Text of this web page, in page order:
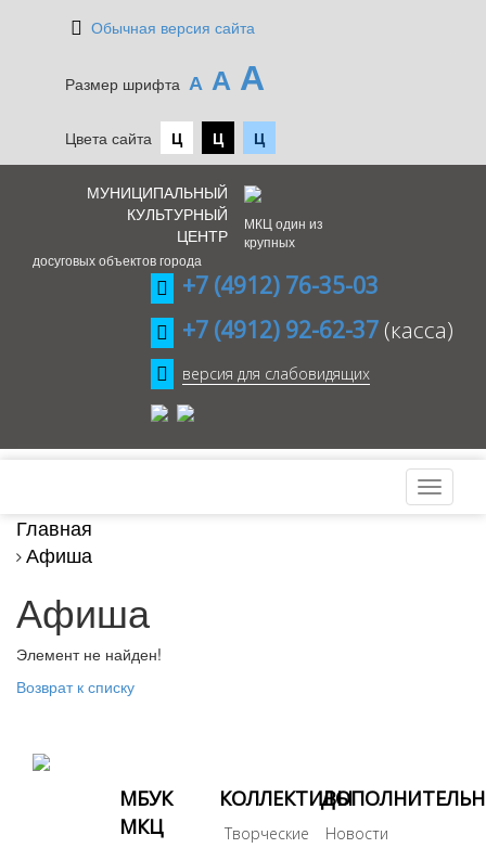
Обычная версия сайта
Размер шрифта А А А
Цвета сайта Ц Ц Ц
МУНИЦИПАЛЬНЫЙ
КУЛЬТУРНЫЙ
ЦЕНТР
МКЦ один из
крупных
досуговых объектов города
+7 (4912) 76-35-03
+7 (4912) 92-62-37 (касса)
версия для слабовидящих
Главная
Афиша
Афиша
Элемент не найден!
Возврат к списку
МБУК
МКЦ
КОЛЛЕКТИВЫ
Творческие
Новости